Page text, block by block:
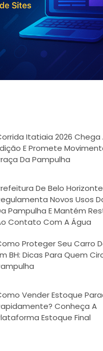
Itatiaia 2026 Chega
E Promete
Da Pampulha
De Belo Horizonte
Novos Usos
Pampulha E Mantém
Contato Com A Água
Proteger Seu Carro
BH: Dicas Para Quem
Vender Estoque
Conheça A
Estoque Final